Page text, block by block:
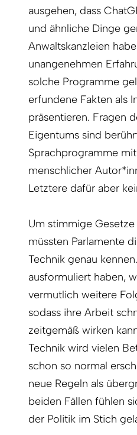
ausgehen, dass
und ähnliche Dinge
Anwaltskanzleien
unangenehmen
solche Programme
erfundene Fakten als
präsentieren. Fragen
Eigentums sind
Sprachprogramme
menschlicher
Letztere dafür aber
Um stimmige
müssten Parlamente
Technik genau
ausformuliert haben,
vermutlich weitere
sodass ihre Arbeit
zeitgemäß wirken
Technik wird vielen
schon so normal
neue Regeln als
beiden Fällen fühlen
der Politik im Stich